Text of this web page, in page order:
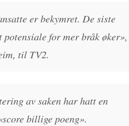
er bekymret. De siste
for mer bråk øker»,
til TV2.
av saken har hatt en
billige poeng».